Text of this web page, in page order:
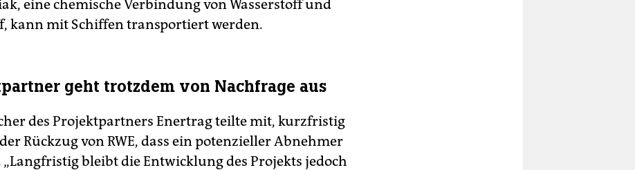
eine chemische Verbindung von Wasserstoff und
kann mit Schiffen transportiert werden.
geht trotzdem von Nachfrage aus
des Projektpartners Enertrag teilte mit, kurzfristig
Rückzug von RWE, dass ein potenzieller Abnehmer
„Langfristig bleibt die Entwicklung des Projekts jedoch